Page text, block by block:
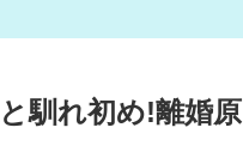
馴れ初め!離婚